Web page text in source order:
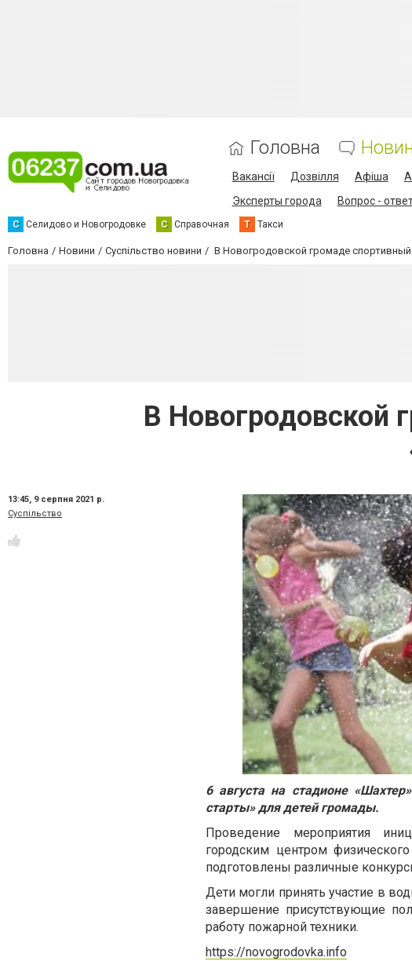
Головна
Вакансії Дозвілля Афіша
Эксперты города
Вопрос -
С Селидово и Новогродовке С Справочная Т Такси
Головна Новини Суспільство новини В Новогродовской громаде
В Новогродовской
13:45, 9 серпня 2021 р.
Суспільство
6 августа на стадионе
старты» для детей громады.
Проведение мероприятия
городским центром
подготовлены различные
Дети могли принять участие в
завершение присутствующие
работу пожарной техники.
https://novogrodovka.info